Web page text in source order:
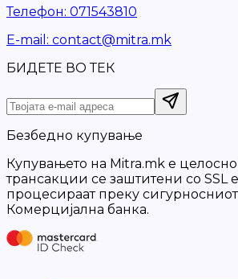
Телефон: 071543810
Е-mail : contact@mitra.mk
БИДЕТЕ ВО ТЕК
Безбедно купување
Купувањето на Mitra.mk е
трансакции се заштитени со SSL
процесираат преку
Комерцијална банка.